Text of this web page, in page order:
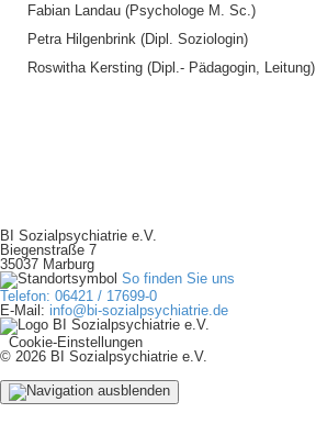
Fabian Landau (Psychologe M. Sc.)
Petra Hilgenbrink (Dipl. Soziologin)
Roswitha Kersting (Dipl.- Pädagogin, Leitung)
BI Sozialpsychiatrie e.V.
Biegenstraße 7
35037 Marburg
So finden Sie uns
Telefon: 06421 / 17699-0
E-Mail: info@bi-sozialpsychiatrie.de
Cookie-Einstellungen
© 2026 BI Sozialpsychiatrie e.V.